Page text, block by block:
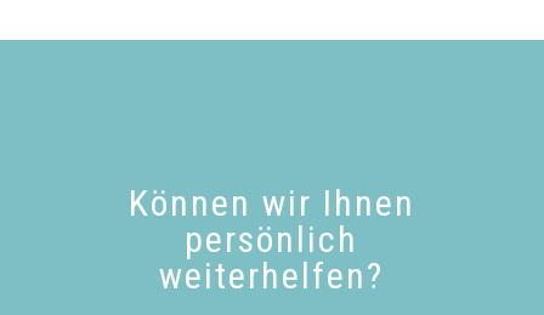
Können wir Ihnen
persönlich
weiterhelfen?